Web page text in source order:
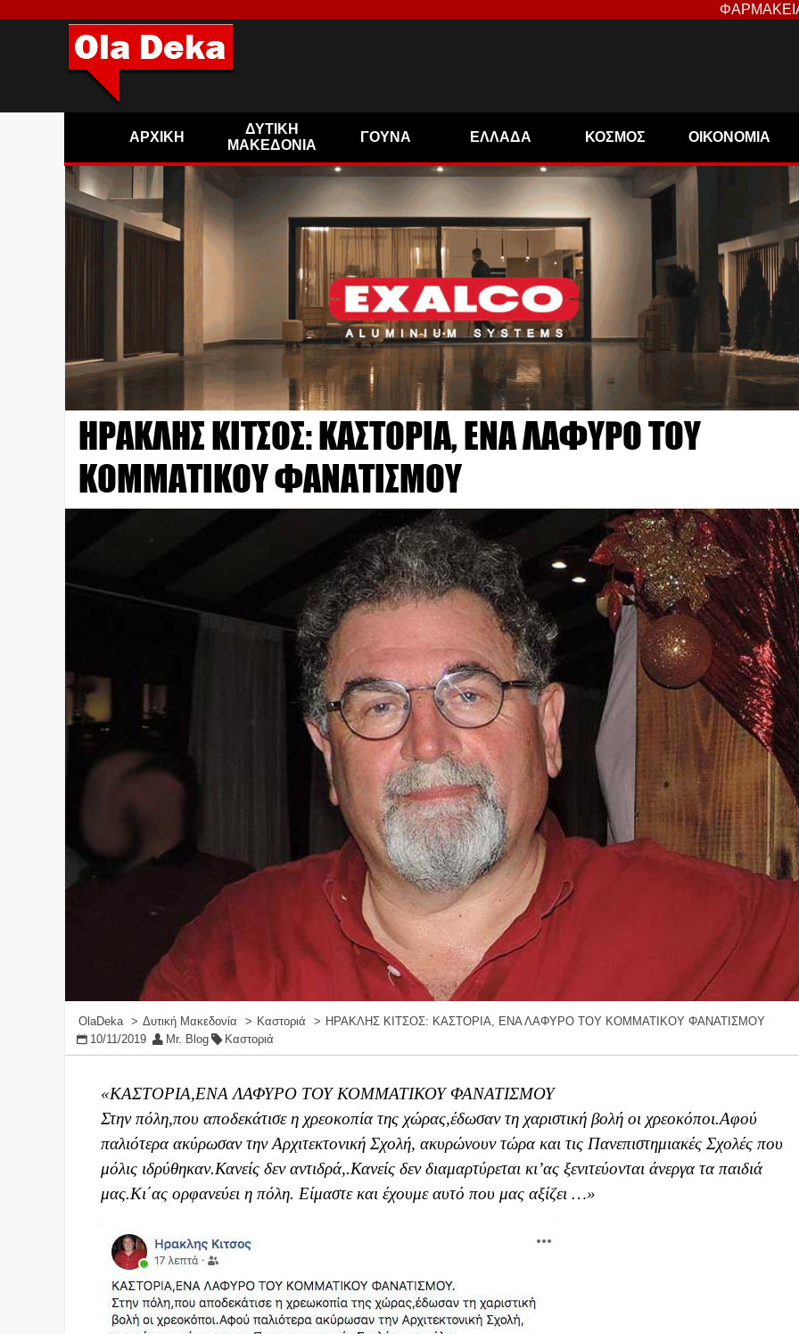
ΑΡΧΙΚΗ
ΔΥΤΙΚΗ
ΜΑΚΕΔΟΝΙΑ
ΓΟΥΝΑ ΕΛΛΑΔΑ ΚΟΣΜΟΣ ΟΙΚΟΝΟΜΙΑ
ΗΡΑΚΛΗΣ ΚΙΤΣΟΣ: ΚΑΣΤΟΡΙΑ, ΕΝΑ ΛΑΦΥΡΟ ΤΟΥ
ΚΟΜΜΑΤΙΚΟΥ ΦΑΝΑΤΙΣΜΟΥ
OlaDeka Δυτική Μακεδονία Καστοριά
ΗΡΑΚΛΗΣ ΚΙΤΣΟΣ: ΚΑΣΤΟΡΙΑ, ΕΝΑ ΛΑΦΥΡΟ ΤΟΥ ΚΟΜΜΑΤΙΚΟΥ ΦΑΝΑΤΙΣΜΟΥ
10/11/2019
Mr. Blog Καστοριά
«ΚΑΣΤΟΡΙΑ,ΕΝΑ ΛΑΦΥΡΟ ΤΟΥ ΚΟΜΜΑΤΙΚΟΥ ΦΑΝΑΤΙΣΜΟΥ
Στην πόλη,που αποδεκάτισε η χρεοκοπία της χώρας,έδωσαν τη χαριστική βολή οι χρεοκόποι.Αφού
παλιότερα ακύρωσαν την Αρχιτεκτονική Σχολή, ακυρώνουν τώρα και τις Πανεπιστημιακές Σχολές που
μόλις ιδρύθηκαν.Κανείς δεν αντιδρά,.Κανείς δεν διαμαρτύρεται κι’ας ξενιτεύονται άνεργα τα παιδιά
μας.Κι΄ας ορφανεύει η πόλη. Είμαστε και έχουμε αυτό που μας αξίζει …»